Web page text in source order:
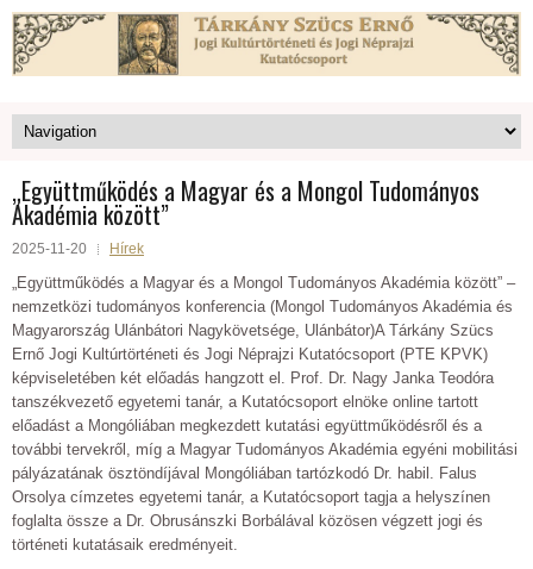
„Együttműködés a Magyar és a Mongol Tudományos
Akadémia között”
2025-11-20 Hírek
„Együttműködés a Magyar és a Mongol Tudományos Akadémia között” –
nemzetközi tudományos konferencia (Mongol Tudományos Akadémia és
Magyarország Ulánbátori Nagykövetsége, Ulánbátor)A Tárkány Szücs
Ernő Jogi Kultúrtörténeti és Jogi Néprajzi Kutatócsoport (PTE KPVK)
képviseletében két előadás hangzott el. Prof. Dr. Nagy Janka Teodóra
tanszékvezető egyetemi tanár, a Kutatócsoport elnöke online tartott
előadást a Mongóliában megkezdett kutatási együttműködésről és a
további tervekről, míg a Magyar Tudományos Akadémia egyéni mobilitási
pályázatának ösztöndíjával Mongóliában tartózkodó Dr. habil. Falus
Orsolya címzetes egyetemi tanár, a Kutatócsoport tagja a helyszínen
foglalta össze a Dr. Obrusánszki Borbálával közösen végzett jogi és
történeti kutatásaik eredményeit.